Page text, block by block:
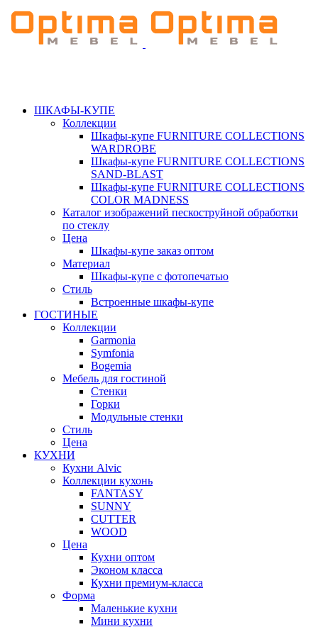
ШКАФЫ-КУПЕ
Коллекции
Шкафы-купе FURNITURE COLLECTIONS
WARDROBE
Шкафы-купе FURNITURE COLLECTIONS
SAND-BLAST
Шкафы-купе FURNITURE COLLECTIONS
COLOR MADNESS
Каталог изображений пескоструйной обработки
по стеклу
Цена
Шкафы-купе заказ оптом
Материал
Шкафы-купе с фотопечатью
Стиль
Встроенные шкафы-купе
ГОСТИНЫЕ
Коллекции
Garmonia
Symfonia
Bogemia
Мебель для гостиной
Стенки
Горки
Модульные стенки
Стиль
Цена
КУХНИ
Кухни Alvic
Коллекции кухонь
FANTASY
SUNNY
CUTTER
WOOD
Цена
Кухни оптом
Эконом класса
Кухни премиум-класса
Форма
Маленькие кухни
Мини кухни